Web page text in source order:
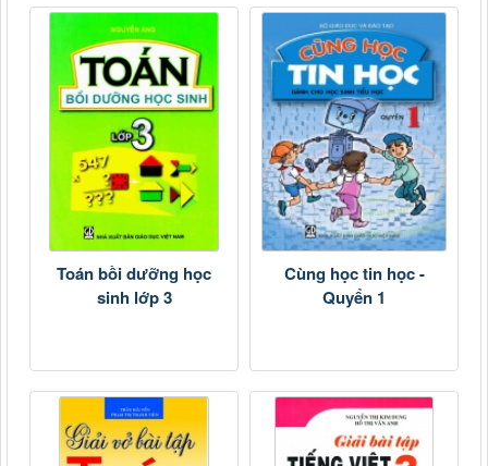
Toán bồi dưỡng học
sinh lớp 3
Cùng học tin học -
Quyển 1